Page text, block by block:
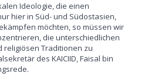
Ideologie, die einen
hier in Süd- und Südostasien,
möchten, so müssen wir
die unterschiedlichen
religiösen Traditionen zu
des KAICIID, Faisal bin